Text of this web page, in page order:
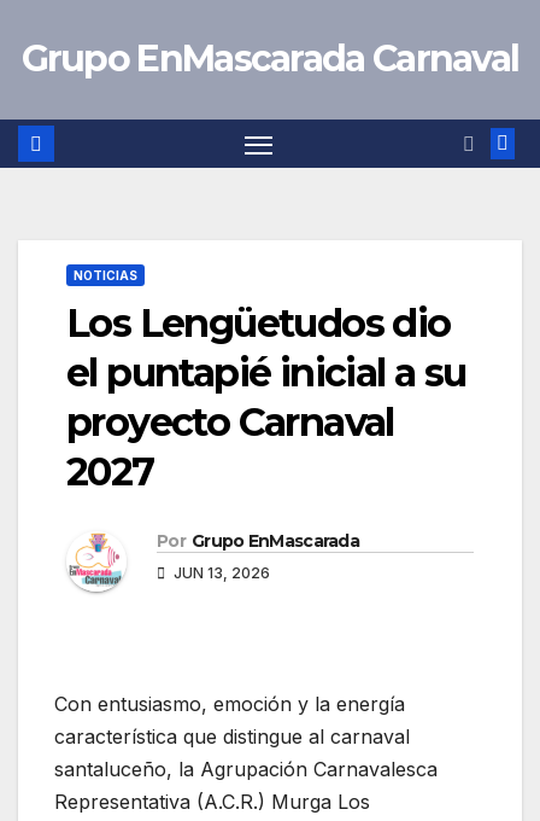
Grupo EnMascarada Carnaval
NOTICIAS
Los Lengüetudos dio
el puntapié inicial a su
proyecto Carnaval
2027
Por Grupo EnMascarada
JUN 13, 2026
Con entusiasmo, emoción y la energía
característica que distingue al carnaval
santaluceño, la Agrupación Carnavalesca
Representativa (A.C.R.) Murga Los